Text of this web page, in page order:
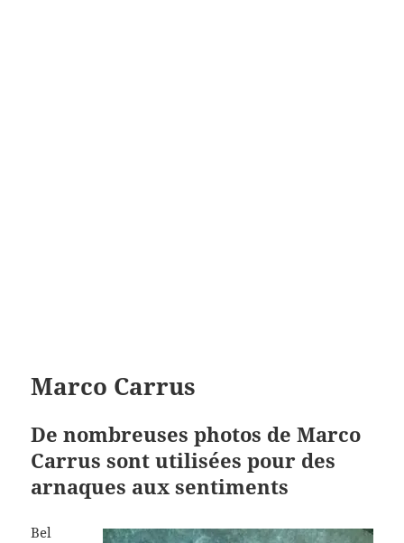
Marco Carrus
De nombreuses photos de Marco
Carrus sont utilisées pour des
arnaques aux sentiments
Bel